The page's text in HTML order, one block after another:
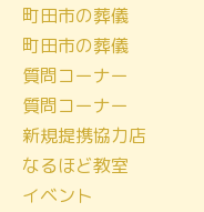
町田市の葬儀
町田市の葬儀
質問コーナー
質問コーナー
新規提携協力店
なるほど教室
イベント